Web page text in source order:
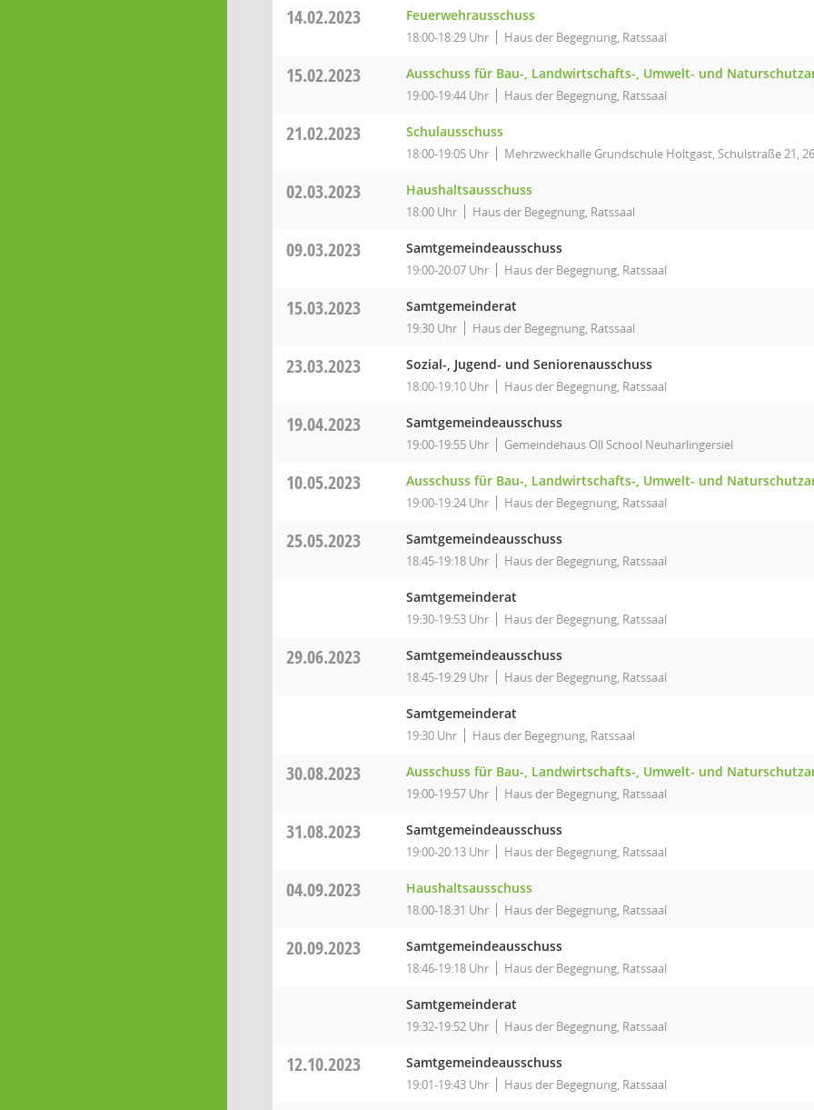
14.02.2023 Feuerwehrausschuss
18:00-18:29 Uhr Haus der Begegnung, Ratssaal
15.02.2023 Ausschuss für Bau-, Landwirtschafts-, Umwelt- und
19:00-19:44 Uhr Haus der Begegnung, Ratssaal
21.02.2023 Schulausschuss
18:00-19:05 Uhr Mehrzweckhalle Grundschule Holtgast, Schulstraße 21,
02.03.2023 Haushaltsausschuss
18:00 Uhr Haus der Begegnung, Ratssaal
09.03.2023 Samtgemeindeausschuss
19:00-20:07 Uhr Haus der Begegnung, Ratssaal
15.03.2023 Samtgemeinderat
19:30 Uhr Haus der Begegnung, Ratssaal
23.03.2023 Sozial-, Jugend- und Seniorenausschuss
18:00-19:10 Uhr Haus der Begegnung, Ratssaal
19.04.2023 Samtgemeindeausschuss
19:00-19:55 Uhr Gemeindehaus Oll School Neuharlingersiel
10.05.2023 Ausschuss für Bau-, Landwirtschafts-, Umwelt- und
19:00-19:24 Uhr Haus der Begegnung, Ratssaal
25.05.2023 Samtgemeindeausschuss
18:45-19:18 Uhr Haus der Begegnung, Ratssaal
Samtgemeinderat
19:30-19:53 Uhr Haus der Begegnung, Ratssaal
29.06.2023 Samtgemeindeausschuss
18:45-19:29 Uhr Haus der Begegnung, Ratssaal
Samtgemeinderat
19:30 Uhr Haus der Begegnung, Ratssaal
30.08.2023 Ausschuss für Bau-, Landwirtschafts-, Umwelt- und
19:00-19:57 Uhr Haus der Begegnung, Ratssaal
31.08.2023 Samtgemeindeausschuss
19:00-20:13 Uhr Haus der Begegnung, Ratssaal
04.09.2023 Haushaltsausschuss
18:00-18:31 Uhr Haus der Begegnung, Ratssaal
20.09.2023 Samtgemeindeausschuss
18:46-19:18 Uhr Haus der Begegnung, Ratssaal
Samtgemeinderat
19:32-19:52 Uhr Haus der Begegnung, Ratssaal
12.10.2023 Samtgemeindeausschuss
19:01-19:43 Uhr Haus der Begegnung, Ratssaal